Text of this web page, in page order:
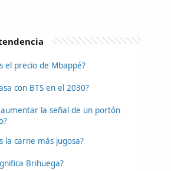
el precio de Mbappé?
con BTS en el 2030?
aumentar la señal de un portón
la carne más jugosa?
Brihuega?